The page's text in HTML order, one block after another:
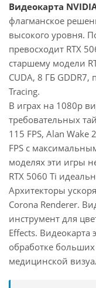
Видеокарта
флагманское
высокого уровня.
превосходит RTX
старшему модели
CUDA, 8 ГБ GDDR7,
Tracing.
В играх на 1080p
требовательных
115 FPS, Alan
FPS с
моделях эти игры
RTX 5060 Ti
Архитекторы
Corona Renderer.
инструмент для
Effects.
обработке
медицинской